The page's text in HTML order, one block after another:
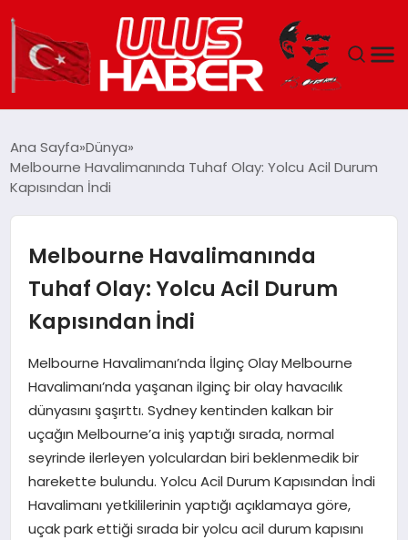
DÜNYA
TEKNOLOJI
EĞITIM
MAGAZIN
SPOR
YAŞAM
Ana Sayfa Dünya
Melbourne Havalimanında Tuhaf Olay: Yolcu Acil Durum
Kapısından İndi
Melbourne Havalimanında
Tuhaf Olay: Yolcu Acil Durum
Kapısından İndi
Melbourne Havalimanı’nda İlginç Olay Melbourne
Havalimanı’nda yaşanan ilginç bir olay havacılık
dünyasını şaşırttı. Sydney kentinden kalkan bir
uçağın Melbourne’a iniş yaptığı sırada, normal
seyrinde ilerleyen yolculardan biri beklenmedik bir
harekette bulundu. Yolcu Acil Durum Kapısından İndi
Havalimanı yetkililerinin yaptığı açıklamaya göre,
uçak park ettiği sırada bir yolcu acil durum kapısını